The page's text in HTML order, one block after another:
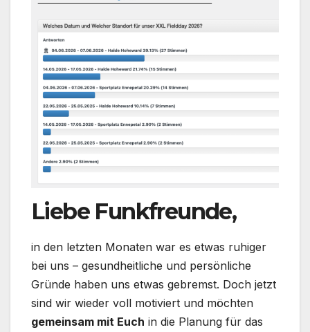
Liebe Funkfreunde,
in den letzten Monaten war es etwas ruhiger
bei uns – gesundheitliche und persönliche
Gründe haben uns etwas gebremst. Doch jetzt
sind wir wieder voll motiviert und möchten
gemeinsam mit Euch in die Planung für das